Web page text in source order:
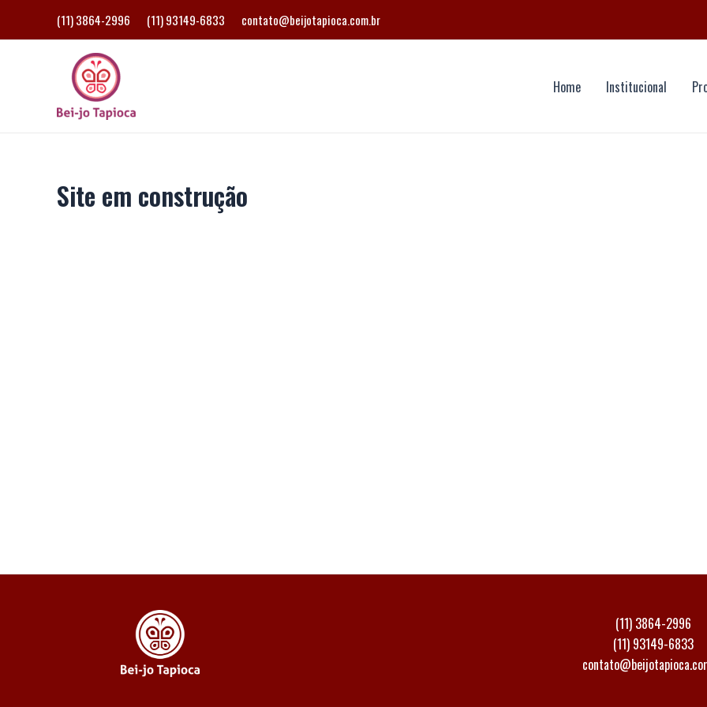
(11) 3864-2996 (11) 93149-6833 contato@beijotapioca.com.br
Home Institucional
Site em construção
(11) 3864-2996
(11) 93149-6833